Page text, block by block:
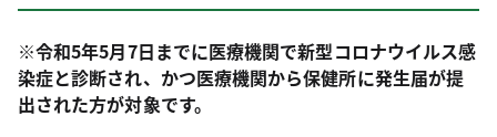
※令和5年5月7日までに医療機関で新型コロナウイルス感
染症と診断され、かつ医療機関から保健所に発生届が提
出された方が対象です。